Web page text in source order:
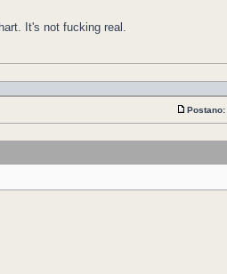
It's not fucking real.
Postano: